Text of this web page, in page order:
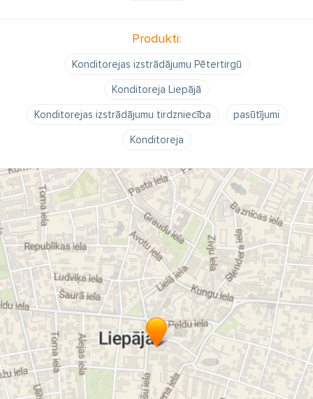
Produkti:
Konditorejas izstrādājumu Pētertirgū
Konditoreja Liepājā
Konditorejas izstrādājumu tirdzniecība
pasūtījumi
Konditoreja